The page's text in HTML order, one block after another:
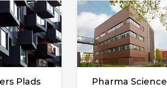
Plads Pharma Science